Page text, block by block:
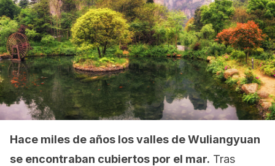
Hace miles de años los valles de Wuliangyuan
se encontraban cubiertos por el mar. Tras